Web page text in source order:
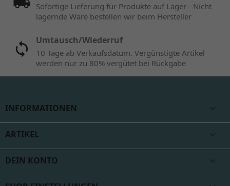
Sofortige Lieferung für Produkte auf Lager - Nicht
lagernde Ware bestellen wir beim Hersteller
Umtausch/Wiederruf
10 Tage ab Verkaufsdatum. Vergünstigte Artikel
werden nur zu 80% vergütet bei Rückgabe
INFORMATIONEN
ARTIKEL
DEIN KONTO